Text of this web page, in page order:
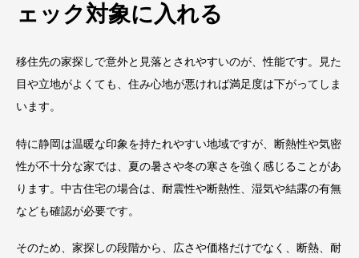
ェック対象に入れる
移住先の家探しで意外と見落とされやすいのが、性能です。見た
目や立地がよくても、住み心地が悪ければ満足度は下がってしま
います。
特に静岡は温暖な印象を持たれやすい地域ですが、断熱性や気密
性が不十分な家では、夏の暑さや冬の寒さを強く感じることがあ
ります。中古住宅の場合は、耐震性や断熱性、湿気や結露の有無
なども確認が必要です。
そのため、家探しの段階から、広さや価格だけでなく、断熱、耐